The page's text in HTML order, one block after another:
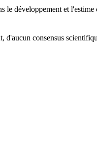
le développement et l'estime
consensus